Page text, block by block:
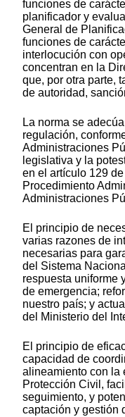
funciones de
planificador y
General de
funciones de
interlocución con
concentran en la
que, por otra parte,
de autoridad,
La norma se
regulación,
Administraciones
legislativa y la
en el artículo 129
Procedimiento
Administraciones
El principio de
varias razones de
necesarias para
del Sistema
respuesta uniforme
de emergencia;
nuestro país; y
del Ministerio del
El principio de
capacidad de
alineamiento con la
Protección Civil,
seguimiento, y
captación y gestión